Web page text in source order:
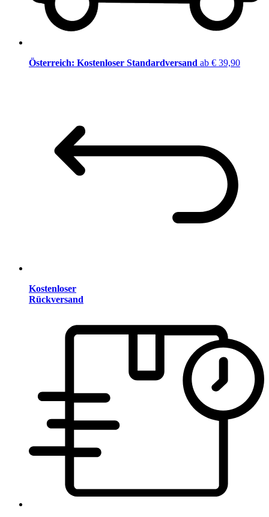
Österreich: Kostenloser Standardversand ab € 39,90
Kostenloser
Rückversand